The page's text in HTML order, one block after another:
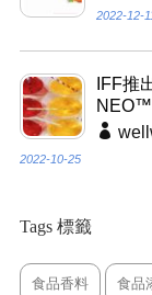
2022-12-
IFF推
NEO™
2022-10-25
Tags 標籤
食品香料 食品